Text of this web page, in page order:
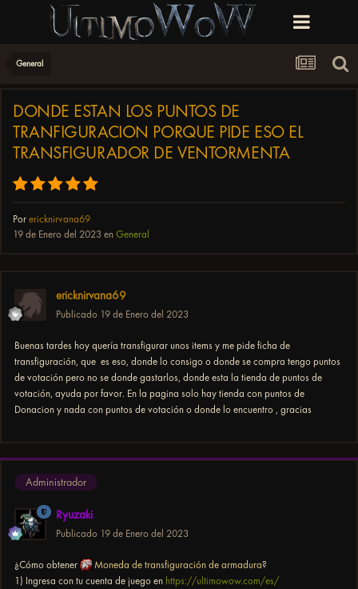
General
DONDE ESTAN LOS PUNTOS DE
TRANFIGURACION PORQUE PIDE ESO EL
TRANSFIGURADOR DE VENTORMENTA
Por ericknirvana69
19 de Enero del 2023 en General
ericknirvana69
Publicado 19 de Enero del 2023
Buenas tardes hoy quería transfigurar unos items y me pide ficha de
transfiguración, que es eso, donde lo consigo o donde se compra tengo puntos
de votación pero no se donde gastarlos, donde esta la tienda de puntos de
votación, ayuda por favor. En la pagina solo hay tienda con puntos de
Donacion y nada con puntos de votación o donde lo encuentro , gracias
Administrador
Ryuzaki
Publicado 19 de Enero del 2023
¿Cómo obtener Moneda de transfiguración de armadura?
1) Ingresa con tu cuenta de juego en https://ultimowow.com/es/